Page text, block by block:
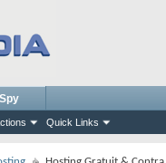
Quick Links
Spy